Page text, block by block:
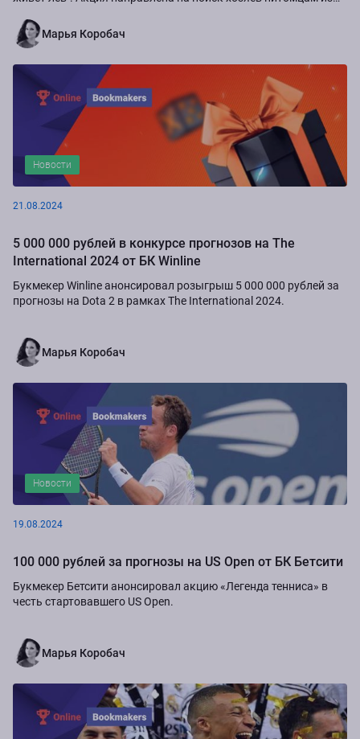
Марья Коробач
Новости
21.08.2024
5 000 000 рублей в конкурсе прогнозов на The
International 2024 от БК Winline
Букмекер Winline анонсировал розыгрыш 5 000 000 рублей за
прогнозы на Dota 2 в рамках The International 2024.
Марья Коробач
Новости
19.08.2024
100 000 рублей за прогнозы на US Open от БК Бетсити
Букмекер Бетсити анонсировал акцию «Легенда тенниса» в
честь стартовавшего US Open.
Марья Коробач